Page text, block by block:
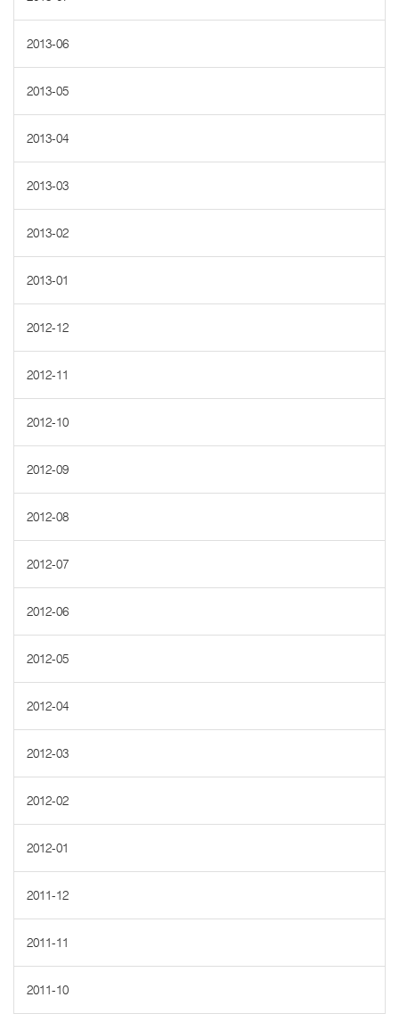
2013-06
2013-05
2013-04
2013-03
2013-02
2013-01
2012-12
2012-11
2012-10
2012-09
2012-08
2012-07
2012-06
2012-05
2012-04
2012-03
2012-02
2012-01
2011-12
2011-11
2011-10